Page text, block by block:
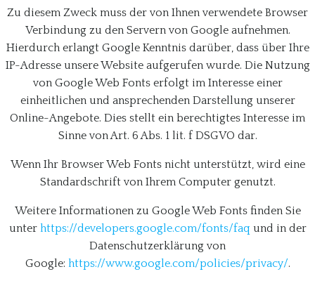
Zu diesem Zweck muss der von Ihnen verwendete Browser
Verbindung zu den Servern von Google aufnehmen.
Hierdurch erlangt Google Kenntnis darüber, dass über Ihre
IP-Adresse unsere Website aufgerufen wurde. Die Nutzung
von Google Web Fonts erfolgt im Interesse einer
einheitlichen und ansprechenden Darstellung unserer
Online-Angebote. Dies stellt ein berechtigtes Interesse im
Sinne von Art. 6 Abs. 1 lit. f DSGVO dar.
Wenn Ihr Browser Web Fonts nicht unterstützt, wird eine
Standardschrift von Ihrem Computer genutzt.
Weitere Informationen zu Google Web Fonts finden Sie
unter https://developers.google.com/fonts/faq und in der
Datenschutzerklärung von
Google: https://www.google.com/policies/privacy/.